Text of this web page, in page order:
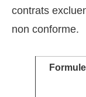
contrats
non conforme.
Formule